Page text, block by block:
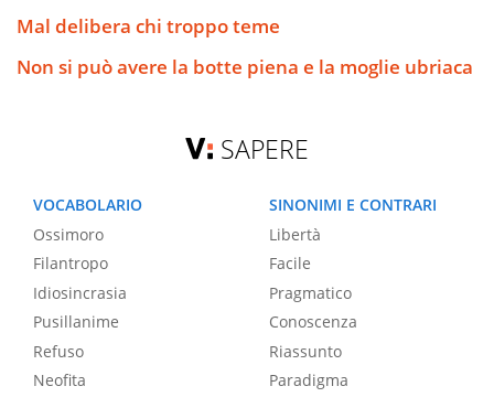
Mal delibera chi troppo teme
Non si può avere la botte piena e la moglie ubriaca
SAPERE
VOCABOLARIO
Ossimoro
Filantropo
Idiosincrasia
Pusillanime
Refuso
Neofita
SINONIMI E CONTRARI
Libertà
Facile
Pragmatico
Conoscenza
Riassunto
Paradigma